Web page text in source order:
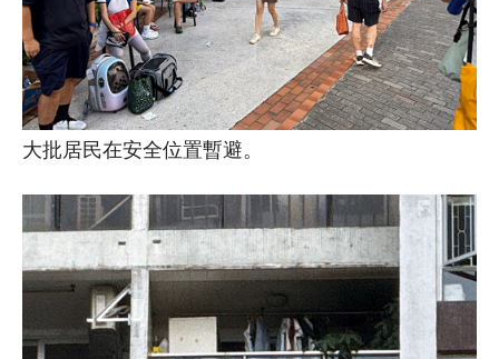
大批居民在安全位置暫避。